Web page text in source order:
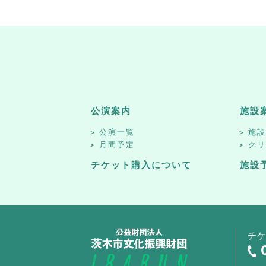
公演案内
公演一覧
月間予定
チケット購入について
施設
施
ク
施設
チ